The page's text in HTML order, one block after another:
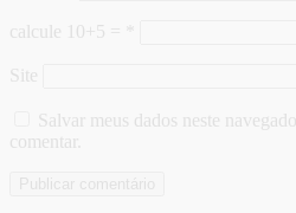
calcule 10+5 =
Site
Salvar meus dados neste
comentar.